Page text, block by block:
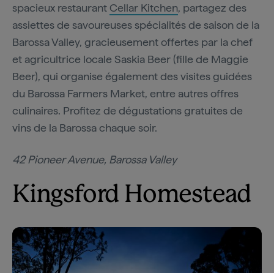
spacieux restaurant Cellar Kitchen, partagez des
assiettes de savoureuses spécialités de saison de la
Barossa Valley, gracieusement offertes par la chef
et agricultrice locale Saskia Beer (fille de Maggie
Beer), qui organise également des visites guidées
du Barossa Farmers Market, entre autres offres
culinaires. Profitez de dégustations gratuites de
vins de la Barossa chaque soir.
42 Pioneer Avenue, Barossa Valley
Kingsford Homestead